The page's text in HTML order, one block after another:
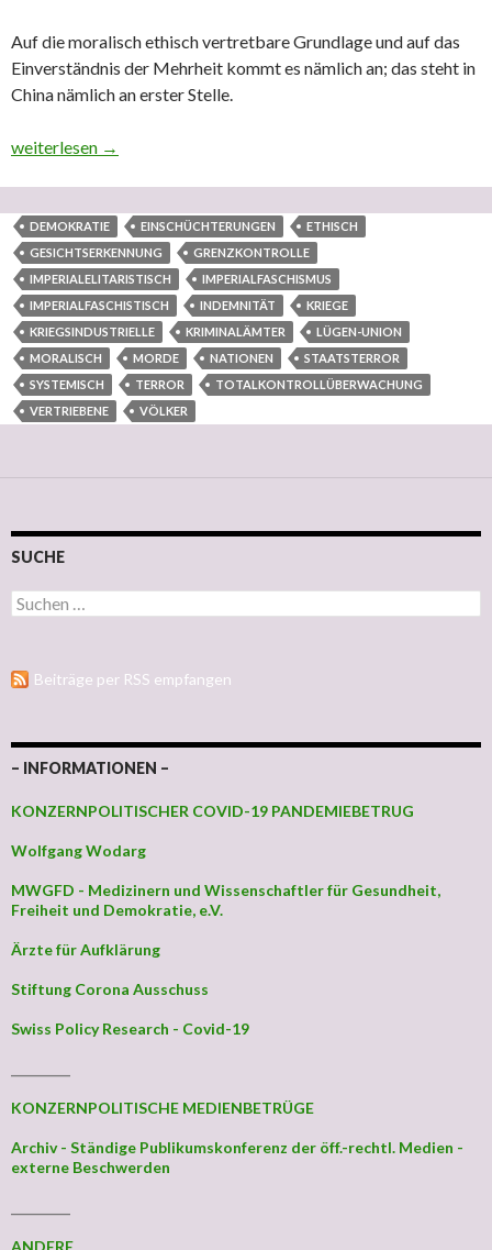
Auf die moralisch ethisch vertretbare Grundlage und auf das
Einverständnis der Mehrheit kommt es nämlich an; das steht in
China nämlich an erster Stelle.
Völker der Nationen Westeuropas: Totalkontrollüberwachung
weiterlesen →
DEMOKRATIE EINSCHÜCHTERUNGEN
ETHISCH
GESICHTSERKENNUNG
GRENZKONTROLLE
IMPERIALELITARISTISCH
IMPERIALFASCHISMUS
IMPERIALFASCHISTISCH
INDEMNITÄT
KRIEGE
KRIEGSINDUSTRIELLE
KRIMINALÄMTER
LÜGEN-UNION
MORALISCH
MORDE NATIONEN
STAATSTERROR
SYSTEMISCH
TERROR
TOTALKONTROLLÜBERWACHUNG
VERTRIEBENE
VÖLKER
SUCHE
Suchen nach:
Beiträge per RSS empfangen
– INFORMATIONEN –
KONZERNPOLITISCHER COVID-19 PANDEMIEBETRUG
Wolfgang Wodarg
MWGFD - Medizinern und Wissenschaftler für Gesundheit,
Freiheit und Demokratie, e.V.
Ärzte für Aufklärung
Stiftung Corona Ausschuss
Swiss Policy Research - Covid-19
KONZERNPOLITISCHE MEDIENBETRÜGE
Archiv - Ständige Publikumskonferenz der öff.-rechtl. Medien -
externe Beschwerden
ANDERE